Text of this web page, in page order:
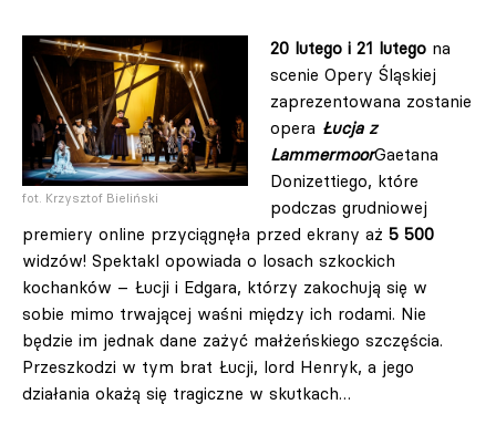
fot. Krzysztof Bieliński
20 lutego i 21 lutego na
scenie Opery Śląskiej
zaprezentowana zostanie
opera Łucja z
LammermoorGaetana
Donizettiego, które
podczas grudniowej
premiery online przyciągnęła przed ekrany aż 5 500
widzów! Spektakl opowiada o losach szkockich
kochanków – Łucji i Edgara, którzy zakochują się w
sobie mimo trwającej waśni między ich rodami. Nie
będzie im jednak dane zażyć małżeńskiego szczęścia.
Przeszkodzi w tym brat Łucji, lord Henryk, a jego
działania okażą się tragiczne w skutkach…